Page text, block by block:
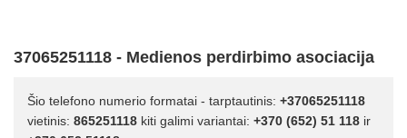
37065251118 - Medienos perdirbimo asociacija
Šio telefono numerio formatai - tarptautinis: +37065251118
vietinis: 865251118 kiti galimi variantai: +370 (652) 51 118 ir